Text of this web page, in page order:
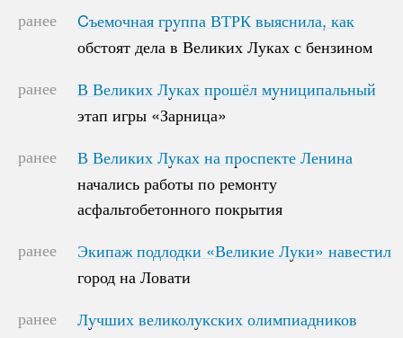
ранее
Cъемочная группа ВТРК выяснила, как
обстоят дела в Великих Луках с бензином
Cъемочная группа ВТРК выяснила, как
обстоят дела в Великих Луках с бензином
ранее
В Великих Луках прошёл муниципальный
этап игры «Зарница»
В Великих Луках прошёл муниципальный
этап игры «Зарница»
ранее
В Великих Луках на проспекте Ленина
начались работы по ремонту
асфальтобетонного покрытия
В Великих Луках на проспекте Ленина
начались работы по ремонту
асфальтобетонного покрытия
ранее
Экипаж подлодки «Великие Луки» навестил
город на Ловати
Экипаж подлодки «Великие Луки» навестил
город на Ловати
ранее
Лучших великолукских олимпиадников
Лучших великолукских олимпиадников